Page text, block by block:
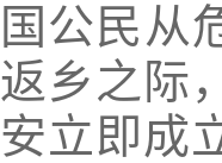
国公民从
返乡之际
安立即成